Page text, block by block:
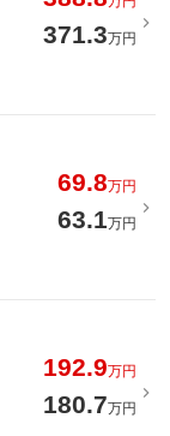
371.3万円
69.8万円
63.1万円
192.9万円
180.7万円